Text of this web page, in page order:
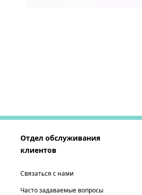
Отдел обслуживания
клиентов
Связаться с нами
Часто задаваемые вопросы